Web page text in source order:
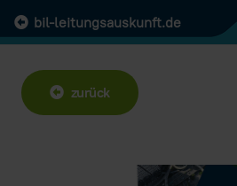
bil-leitungsauskunft.de
zurück